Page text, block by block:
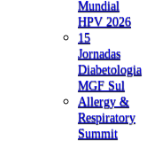
Mundial
HPV 2026
15
Jornadas
Diabetologia
MGF Sul
Allergy &
Respiratory
Summit